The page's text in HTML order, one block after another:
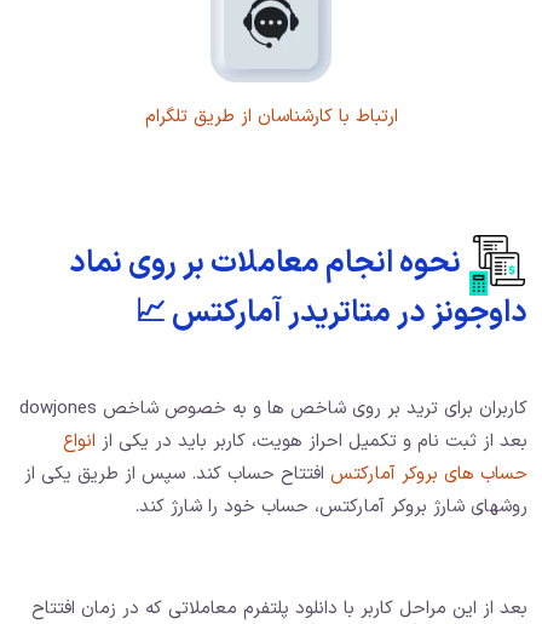
ارتباط با کارشناسان از طریق تلگرام
نحوه انجام معاملات بر روی نماد
داوجونز در متاتریدر آمارکتس 📈
کاربران برای ترید بر روی شاخص ها و به خصوص شاخص dowjones
بعد از ثبت نام و تکمیل احراز هویت، کاربر باید در یکی از انواع
حساب های بروکر آمارکتس افتتاح حساب کند. سپس از طریق یکی از
روشهای شارژ بروکر آمارکتس، حساب خود را شارژ کند.
بعد از این مراحل کاربر با دانلود پلتفرم معاملاتی که در زمان افتتاح